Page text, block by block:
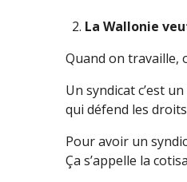
La Wallonie
Quand on travaille,
Un syndicat c’est
qui défend les
Pour avoir un
Ça s’appelle la